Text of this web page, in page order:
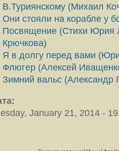
В.Туриянскому (Михаил
Они стояли на корабле у
Посвящение (Стихи Юрия
Крючкова)
Я в долгу перед вами
Флюгер (Алексей
Зимний вальс (Александр
January 21, 2014 -